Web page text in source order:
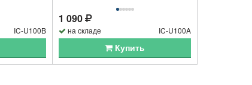
IC-U100B
1 090
на складе IC-U100A
Купить